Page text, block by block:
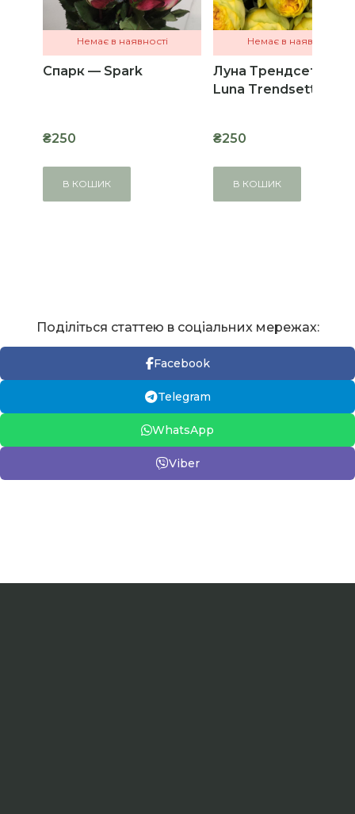
Немає в наявності
Спарк — Spark
₴250
В КОШИК
Немає в наявності
Луна Трендсеттер
Luna Trendsetter
₴250
В КОШИК
Поділіться статтею в соціальних мережах:
Facebook
Telegram
WhatsApp
Viber